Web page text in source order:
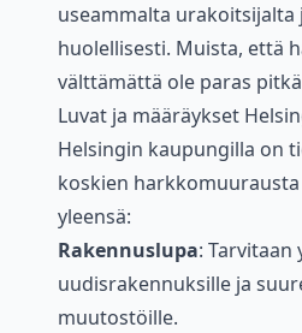
useammalta urakoitsijalta
huolellisesti. Muista, että
välttämättä ole paras
Luvat ja määräykset
Helsingin kaupungilla on
koskien
yleensä:
Rakennuslupa: Tarvitaan
uudisrakennuksille ja
muutostöille.